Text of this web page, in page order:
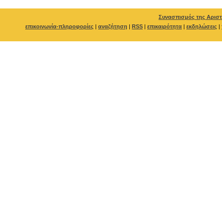
Συνασπισμός της
επικοινωνία-πληροφορίες | αναζήτηση | RSS | επικαιρότητα | εκδηλώσεις |